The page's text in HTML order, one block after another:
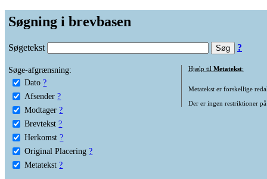
Søgning i brevbasen
Søgetekst ?
Søge-afgrænsning:
Dato ?
Afsender ?
Modtager ?
Brevtekst ?
Herkomst ?
Original Placering ?
Metatekst ?
Hjælp til Metatekst:
Metatekst er forskellige
Der er ingen restriktioner